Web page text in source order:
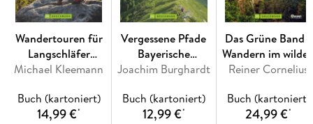
Wandertouren für
Langschläfer
Sächsische Schweiz
Michael Kleemann
Buch (kartoniert)
14,99 €*
Vergessene Pfade
Bayerische
Hausberge
Joachim Burghardt
Buch (kartoniert)
12,99 €*
Das Grüne Band -
Wandern im
Deutschland
Reiner Cornelius
Buch (kartoniert)
24,99 €*